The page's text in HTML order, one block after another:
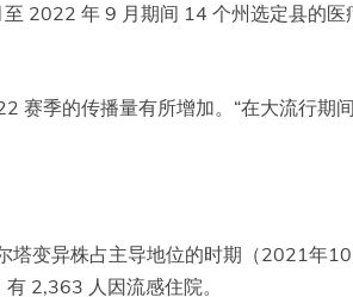
2022 年 9 月期间 14 个州选定县的
季的传播量有所增加。“在大流行期
变异株占主导地位的时期（2021年
2,363 人因流感住院。